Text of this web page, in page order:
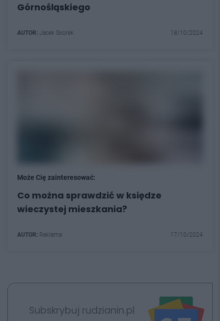
Górnośląskiego
AUTOR: Jacek Skorek 18/10/2024
Może Cię zainteresować:
Co można sprawdzić w księdze
wieczystej mieszkania?
AUTOR: Reklama 17/10/2024
Subskrybuj rudzianin.pl